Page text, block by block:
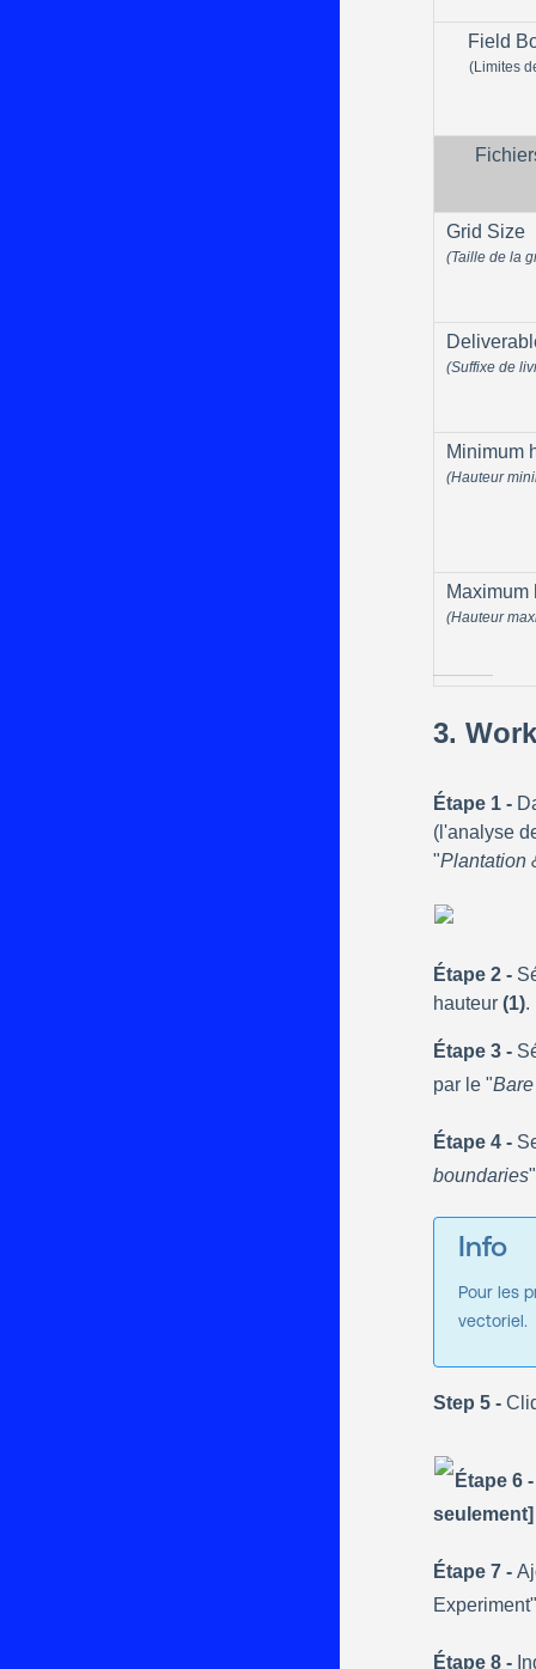
Field
(Limites
Grid Size
(Taille de la
(Suffixe de
Minimum
(Hauteur
Maximum
(Hauteur
3.
Étape 1 -
(l'analyse
"Plantation
Étape 2 -
hauteur (1).
Étape 3 -
par le "
Étape 4 -
boundaries"
Info
Pour les
vectoriel.
Step 5 -
Étape 6 -
seulement]
Étape 7 -
Étape 8 -